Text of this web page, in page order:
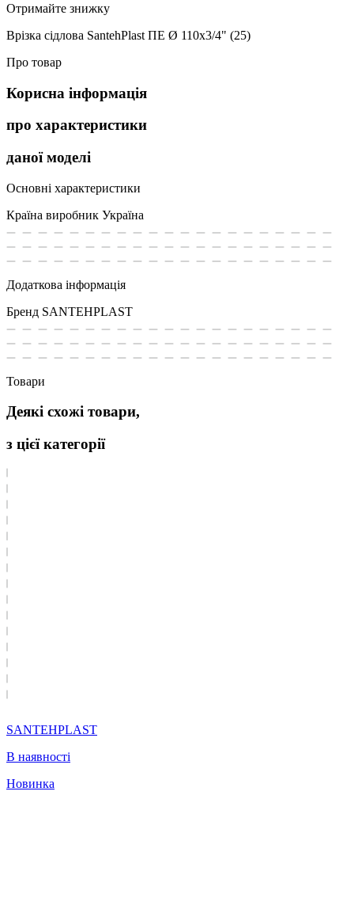
Отримайте знижку
Врізка сідлова SantehPlast ПЕ Ø 110x3/4" (25)
Про товар
Корисна інформація
про характеристики
даної моделі
Основні характеристики
Країна виробник Україна
Додаткова інформація
Бренд SANTEHPLAST
Товари
Деякі схожі товари,
з цієї категорії
SANTEHPLAST
В наявності
Новинка